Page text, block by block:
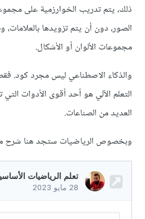
ذلك، يتم تدريب الخوارزمية على
الصور، دون أن يتم تزويدها
مجموعات الألوان أو الأشكال.
والذكاء الاصطناعي ليس مجرد كود.
التعلم الآلي هو أحد أقوى الأدوات
العديد من الصناعات.
وبخصوص الرياضيات ستجد هنا شرح